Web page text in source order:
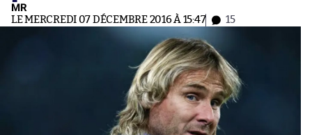
MR
LE MERCREDI 07 DÉCEMBRE 2016 À 15:47 15